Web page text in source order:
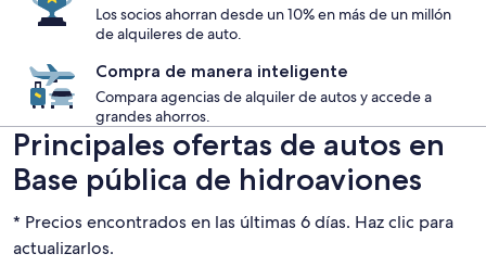
Los socios ahorran desde un 10% en más de un millón
de alquileres de auto.
Compra de manera inteligente
Compara agencias de alquiler de autos y accede a
grandes ahorros.
Principales ofertas de autos en
Base pública de hidroaviones
* Precios encontrados en las últimas 6 días. Haz clic para
actualizarlos.